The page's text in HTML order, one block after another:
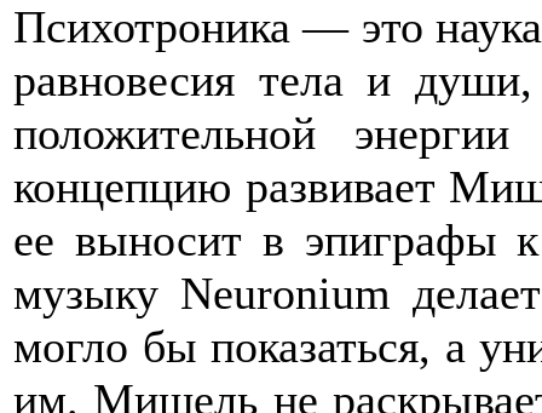
Психотроника — это
равновесия тела и
положительной
концепцию развивает
ее выносит в эпиграфы
музыку Neuronium
могло бы показаться, а
им. Мишель не